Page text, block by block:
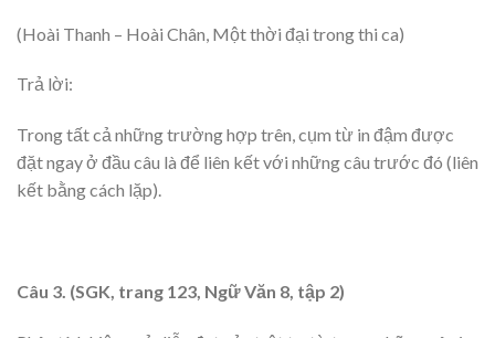
(Hoài Thanh – Hoài Chân, Một thời đại trong thi ca)
Trả lời:
Trong tất cả những trường hợp trên, cụm từ in đậm được
đặt ngay ở đầu câu là để liên kết với những câu trước đó (liên
kết bằng cách lặp).
Câu 3. (SGK, trang 123, Ngữ Văn 8, tập 2)